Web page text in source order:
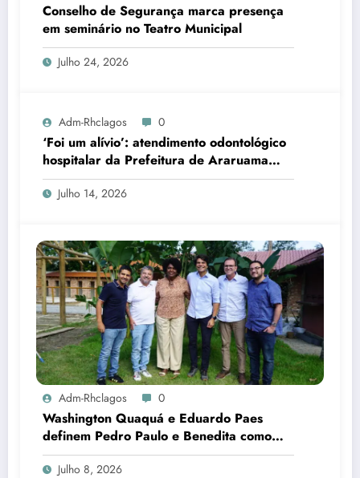
Conselho de Segurança marca presença
em seminário no Teatro Municipal
Julho 24, 2026
Adm-Rhclagos 0
‘Foi um alívio’: atendimento odontológico
hospitalar da Prefeitura de Araruama
transforma rotina de famílias atípicas
Julho 14, 2026
Adm-Rhclagos 0
Washington Quaquá e Eduardo Paes
definem Pedro Paulo e Benedita como
candidatos ao Senado no Rio
Julho 8, 2026